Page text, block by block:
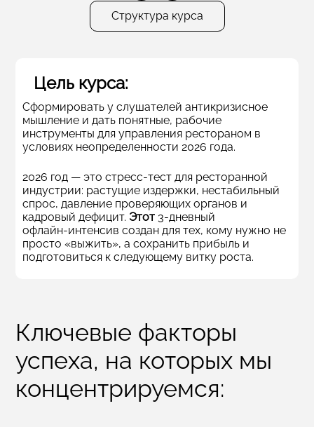
Структура курса
Цель курса:
Сформировать у слушателей антикризисное
мышление и дать понятные, рабочие
инструменты для управления рестораном в
условиях неопределенности 2026 года.
2026 год — это стресс‑тест для ресторанной
индустрии: растущие издержки, нестабильный
спрос, давление проверяющих органов и
кадровый дефицит. Этот 3‑дневный
офлайн‑интенсив создан для тех, кому нужно не
просто «выжить», а сохранить прибыль и
подготовиться к следующему витку роста.
Ключевые факторы
успеха, на которых мы
концентрируемся: